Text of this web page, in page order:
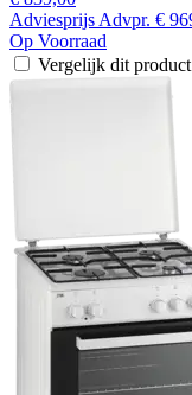
Adviesprijs Advpr. €
Op Voorraad
Vergelijk dit product